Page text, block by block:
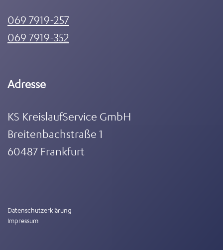
069 7919-257
069 7919-352
Adresse
KS KreislaufService GmbH
Breitenbachstraße 1
60487 Frankfurt
Datenschutzerklärung
Impressum